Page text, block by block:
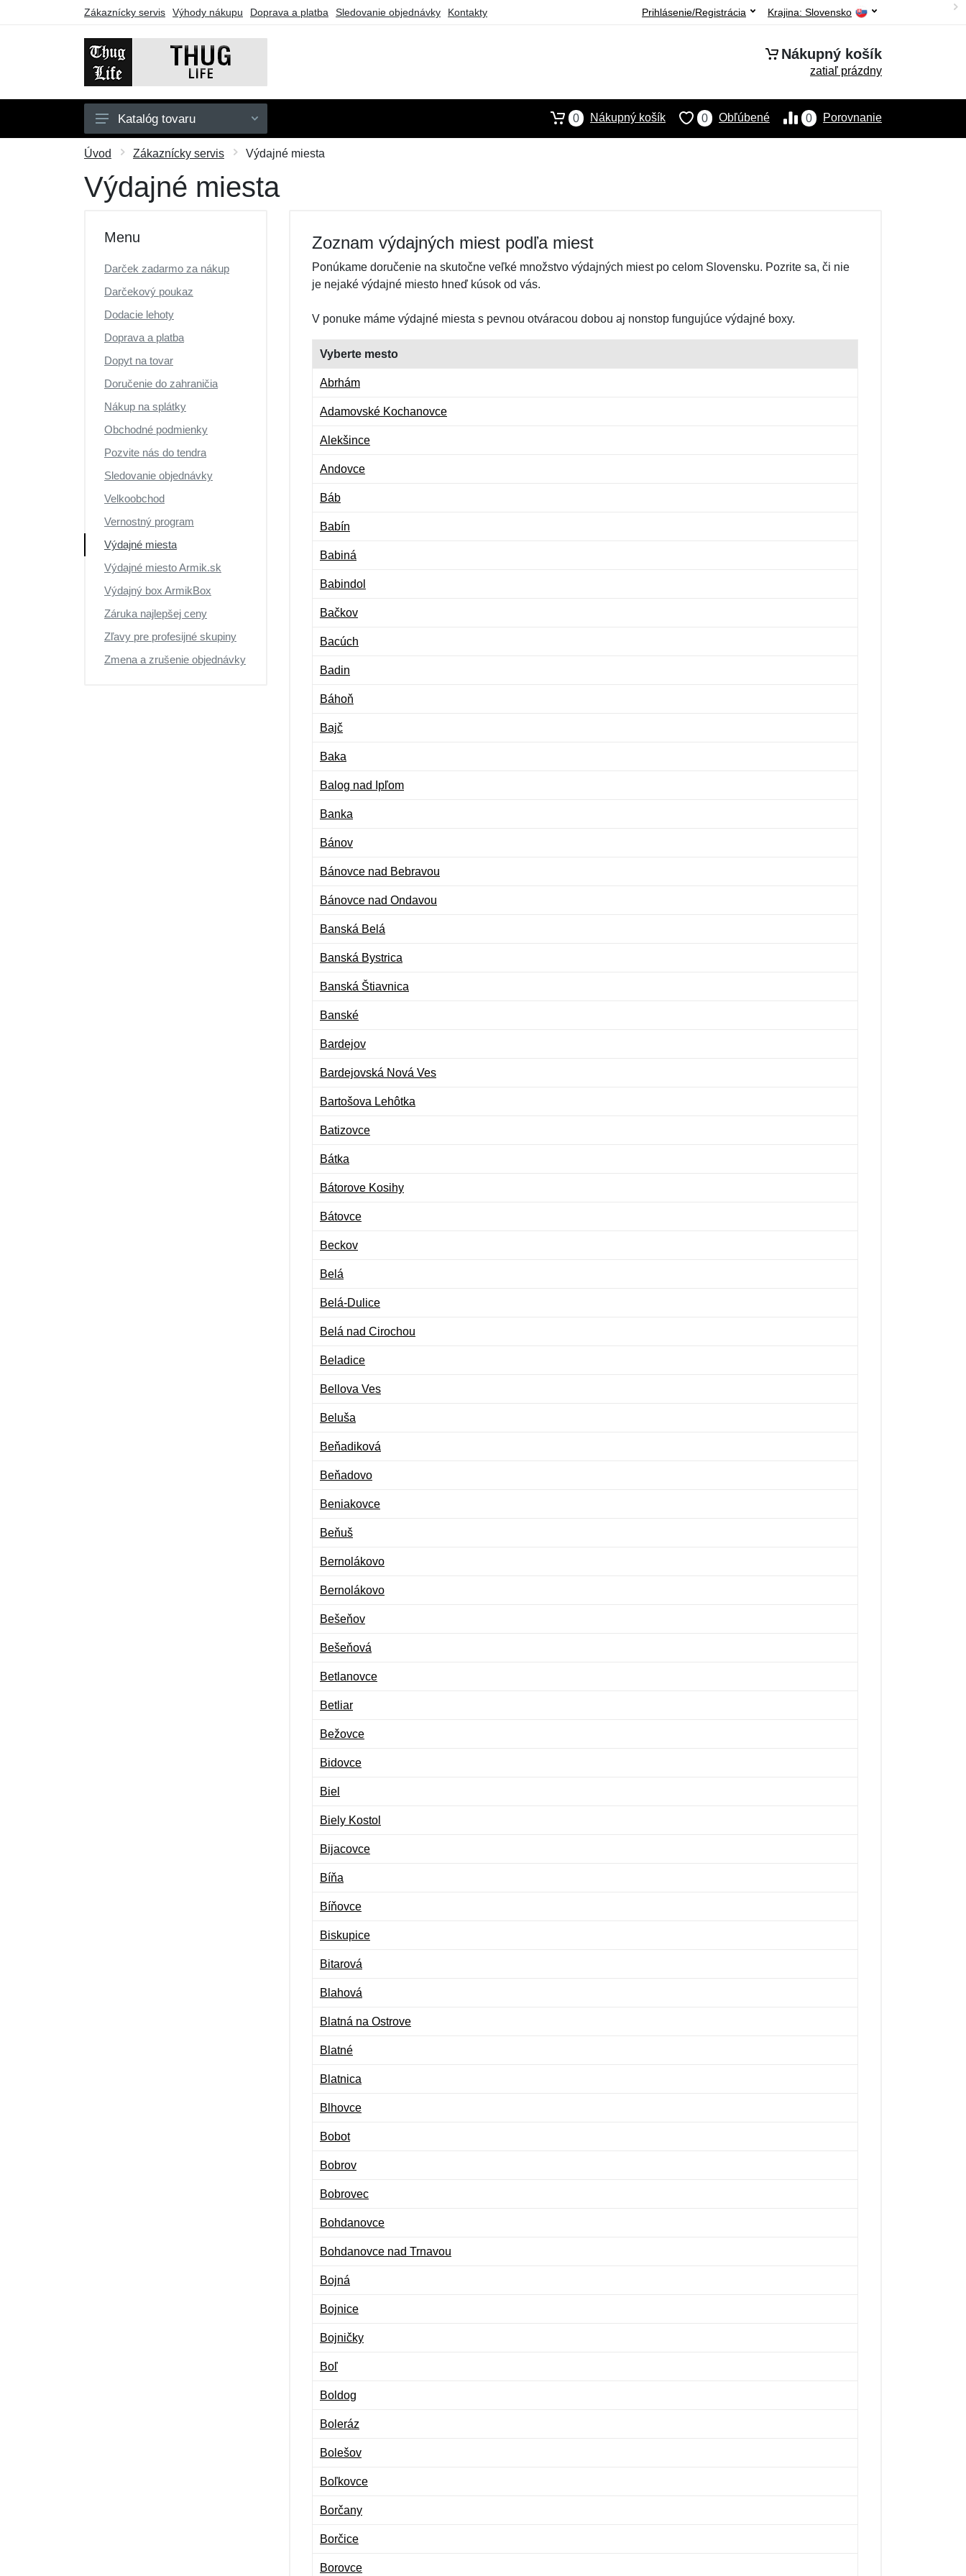
Zákaznícky servis Výhody nákupu Doprava a platba Sledovanie objednávky Kontakty Krajina: Slovensko
Prihlásenie/Registrácia
Nákupný košík
zatiaľ prázdny
Pánske
Dámske
Doplnky
Katalóg tovaru 0 Porovnanie
0 Obľúbené
0 Nákupný košík
Úvod Zákaznícky servis Výdajné miesta
Výdajné miesta
Menu
Darček zadarmo za nákup
Darčekový poukaz
Dodacie lehoty
Doprava a platba
Dopyt na tovar
Doručenie do zahraničia
Nákup na splátky
Obchodné podmienky
Pozvite nás do tendra
Sledovanie objednávky
Velkoobchod
Vernostný program
Výdajné miesta
Výdajné miesto Armik.sk
Výdajný box ArmikBox
Záruka najlepšej ceny
Zľavy pre profesijné skupiny
Zmena a zrušenie objednávky
Zoznam výdajných miest podľa miest
Ponúkame doručenie na skutočne veľké množstvo výdajných miest po celom Slovensku. Pozrite sa, či nie
je nejaké výdajné miesto hneď kúsok od vás.
V ponuke máme výdajné miesta s pevnou otváracou dobou aj nonstop fungujúce výdajné boxy.
Vyberte mesto
Abrhám
Adamovské Kochanovce
Alekšince
Andovce
Báb
Babín
Babiná
Babindol
Bačkov
Bacúch
Badin
Báhoň
Bajč
Baka
Balog nad Ipľom
Banka
Bánov
Bánovce nad Bebravou
Bánovce nad Ondavou
Banská Belá
Banská Bystrica
Banská Štiavnica
Banské
Bardejov
Bardejovská Nová Ves
Bartošova Lehôtka
Batizovce
Bátka
Bátorove Kosihy
Bátovce
Beckov
Belá
Belá-Dulice
Belá nad Cirochou
Beladice
Bellova Ves
Beluša
Beňadiková
Beňadovo
Beniakovce
Beňuš
Bernolákovo
Bernolákovo
Bešeňov
Bešeňová
Betlanovce
Betliar
Bežovce
Bidovce
Biel
Biely Kostol
Bijacovce
Bíňa
Bíňovce
Biskupice
Bitarová
Blahová
Blatná na Ostrove
Blatné
Blatnica
Blhovce
Bobot
Bobrov
Bobrovec
Bohdanovce
Bohdanovce nad Trnavou
Bojná
Bojnice
Bojničky
Boľ
Boldog
Boleráz
Bolešov
Boľkovce
Borčany
Borčice
Borovce